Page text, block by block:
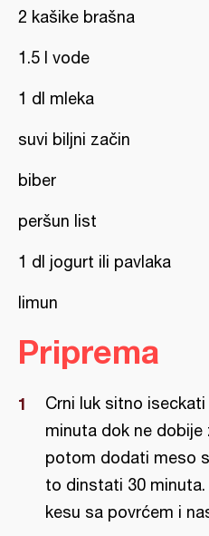
2 kašike brašna
1.5 l vode
1 dl mleka
suvi biljni začin
biber
peršun list
1 dl jogurt ili pavlaka
limun
Priprema
Crni luk sitno
minuta dok ne
potom dodati meso
to dinstati 30
kesu sa povrćem i